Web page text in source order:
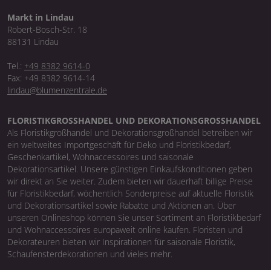
Markt in Lindau
Robert-Bosch-Str. 18
88131 Lindau
Tel.: +49 8382 9614-0
Fax: +49 8382 9614-14
lindau@blumenzentrale.de
FLORISTIKGROSSHANDEL UND DEKORATIONSGROSSHANDEL
Als Floristikgroßhandel und Dekorationsgroßhandel betreiben wir
ein weltweites Importgeschäft für Deko und Floristikbedarf,
Geschenkartikel, Wohnaccessoires und saisonale
Dekorationsartikel. Unsere günstigen Einkaufskonditionen geben
wir direkt an Sie weiter. Zudem bieten wir dauerhaft billige Preise
für Floristikbedarf, wöchentlich Sonderpreise auf aktuelle Floristik
und Dekorationsartikel sowie Rabatte und Aktionen an. Über
unseren Onlineshop können Sie unser Sortiment an Floristikbedarf
und Wohnaccessoires europaweit online kaufen. Floristen und
Dekorateuren bieten wir Inspirationen für saisonale Floristik,
Schaufensterdekorationen und vieles mehr.